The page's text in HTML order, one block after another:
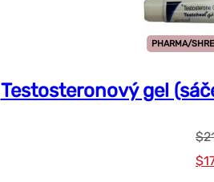
PHARMA/
Testosteronový gel
$
$